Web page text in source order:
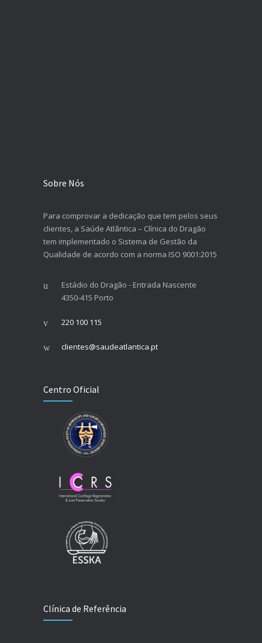
Sobre Nós
Para comprovar a dedicação que tem pelos seus
clientes, a Saúde Atlântica – Clínica do Dragão
tem implementado o Sistema de Gestão da
Qualidade de acordo com a norma ISO 9001:2015
Estádio do Dragão - Entrada Nascente
4350-415 Porto
220 100 115
clientes@saudeatlantica.pt
Centro Oficial
Clínica de Referência